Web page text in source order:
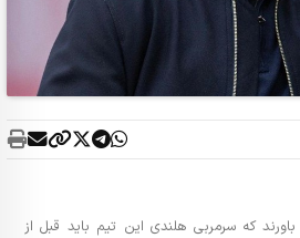
باورند که سرمربی هلندی این تیم باید قبل از